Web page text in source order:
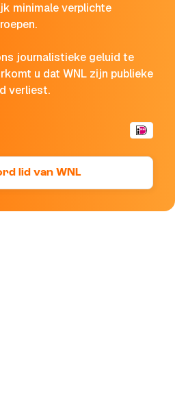
minimale verplichte
journalistieke geluid te
u dat WNL zijn publieke
verliest.
lid van WNL